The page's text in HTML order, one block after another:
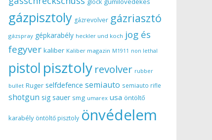
glock
gázpisztoly gázrevolver gázriasztó
gázspray gépkarabély heckler und koch jog és
fegyver kaliber Kaliber magazin M1911 non lethal
pistol pisztoly revolver rubber
bullet Ruger selfdefence semiauto semiauto rifle
shotgun sig sauer smg umarex usa öntöltő
karabély öntöltő pisztoly önvédelem